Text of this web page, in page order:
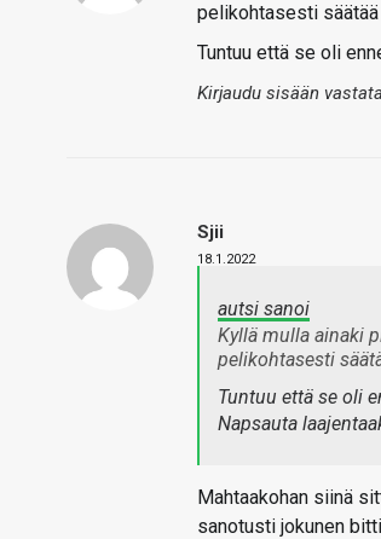
pelikohtasesti säätää
Tuntuu että se oli
Kirjaudu sisään
Sjii
18.1.2022
autsi sanoi
Kyllä mulla ainaki
pelikohtasesti
Tuntuu että se oli
Napsauta
Mahtaakohan siinä
sanotusti jokunen